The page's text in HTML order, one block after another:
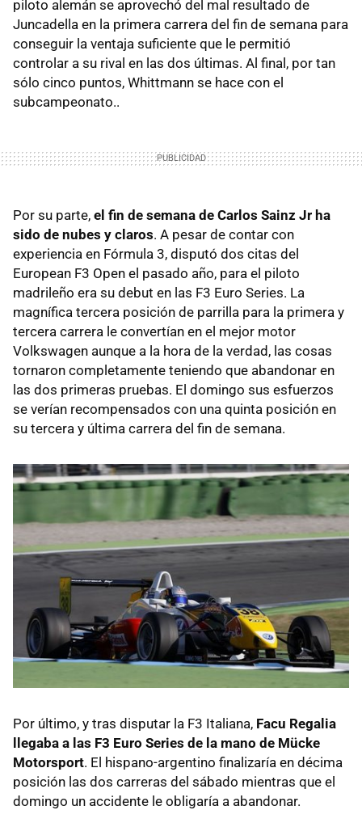
piloto alemán se aprovechó del mal resultado de
Juncadella en la primera carrera del fin de semana para
conseguir la ventaja suficiente que le permitió
controlar a su rival en las dos últimas. Al final, por tan
sólo cinco puntos, Whittmann se hace con el
subcampeonato..
Por su parte, el fin de semana de Carlos Sainz Jr ha
sido de nubes y claros. A pesar de contar con
experiencia en Fórmula 3, disputó dos citas del
European F3 Open el pasado año, para el piloto
madrileño era su debut en las F3 Euro Series. La
magnífica tercera posición de parrilla para la primera y
tercera carrera le convertían en el mejor motor
Volkswagen aunque a la hora de la verdad, las cosas
tornaron completamente teniendo que abandonar en
las dos primeras pruebas. El domingo sus esfuerzos
se verían recompensados con una quinta posición en
su tercera y última carrera del fin de semana.
Por último, y tras disputar la F3 Italiana, Facu Regalia
llegaba a las F3 Euro Series de la mano de Mücke
Motorsport. El hispano-argentino finalizaría en décima
posición las dos carreras del sábado mientras que el
domingo un accidente le obligaría a abandonar.